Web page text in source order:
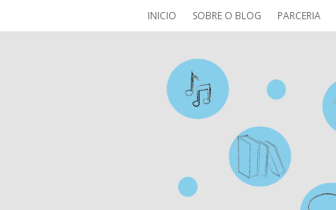
INICIO SOBRE O BLOG PARCERIA